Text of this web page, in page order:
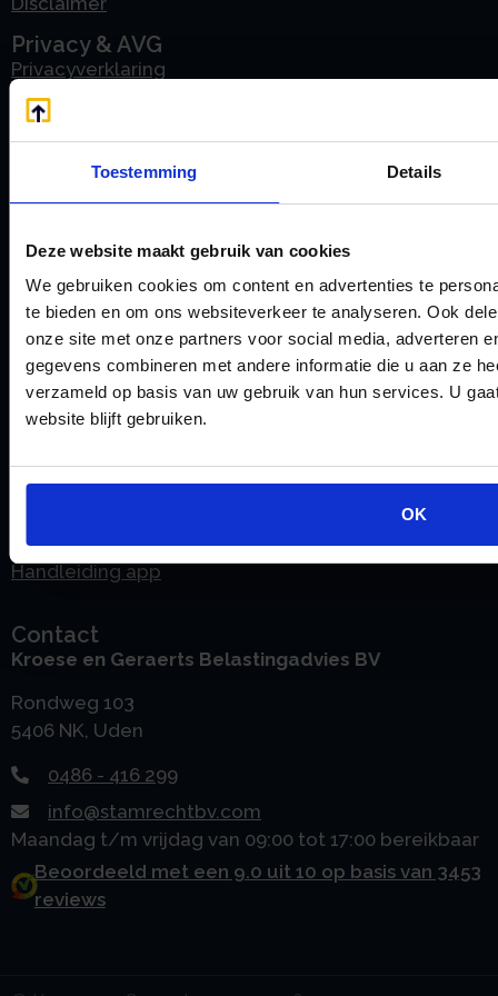
Toestemming Details
Deze website maakt gebruik van cookies
We gebruiken cookies om content en advertenties te
te bieden en om ons websiteverkeer te analyseren. Ook
onze site met onze partners voor social media, adverteren
gegevens combineren met andere informatie die u aan ze
verzameld op basis van uw gebruik van hun services. U
website blijft gebruiken.
OK
Privacy & AVG
Privacyverklaring
AVG
Cookievoorkeuren instellen
Over ons
Over stamrechtbv.com
Vacatures
Vestigingen
Uden
Amsterdam
Rotterdam
Handleiding portal
Handleiding app
Contact
Kroese en Geraerts Belastingadvies BV
Rondweg 103
5406 NK, Uden
0486 - 416 299
info@stamrechtbv.com
Maandag t/m vrijdag van 09:00 tot 17:00 bereikbaar
Beoordeeld met een 9.0 uit 10 op basis van 3453
reviews